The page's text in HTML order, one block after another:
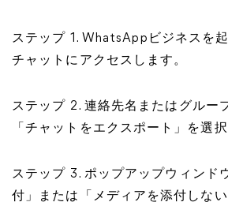
ステップ 1. WhatsAppビジネスを
チャットにアクセスします。
ステップ 2. 連絡先名またはグルー
「チャットをエクスポート」を選択
ステップ 3. ポップアップウィンド
付」または「メディアを添付しない